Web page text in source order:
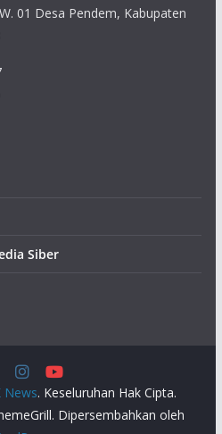
01 Desa Pendem, Kabupaten
Siber
News. Keseluruhan Hak Cipta.
Dipersembahkan oleh